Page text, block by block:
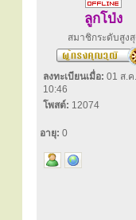
ลูกโป่ง
สมาชิกระดับสูง
ลงทะเบียนเมื่อ: 01 ส.ค
10:46
โพสต์: 12074
อายุ: 0